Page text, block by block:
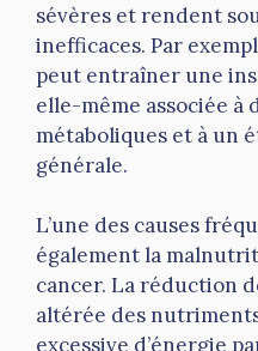
sévères et rendent
inefficaces. Par
peut entraîner une
elle-même associée à
métaboliques et à un
générale.
L’une des causes
également la
cancer. La réduction
altérée des
excessive d’énergie